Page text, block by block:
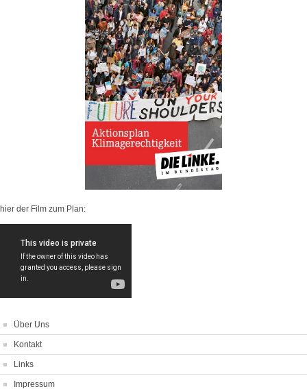
hier der Film zum Plan:
Über Uns
Kontakt
Links
Impressum